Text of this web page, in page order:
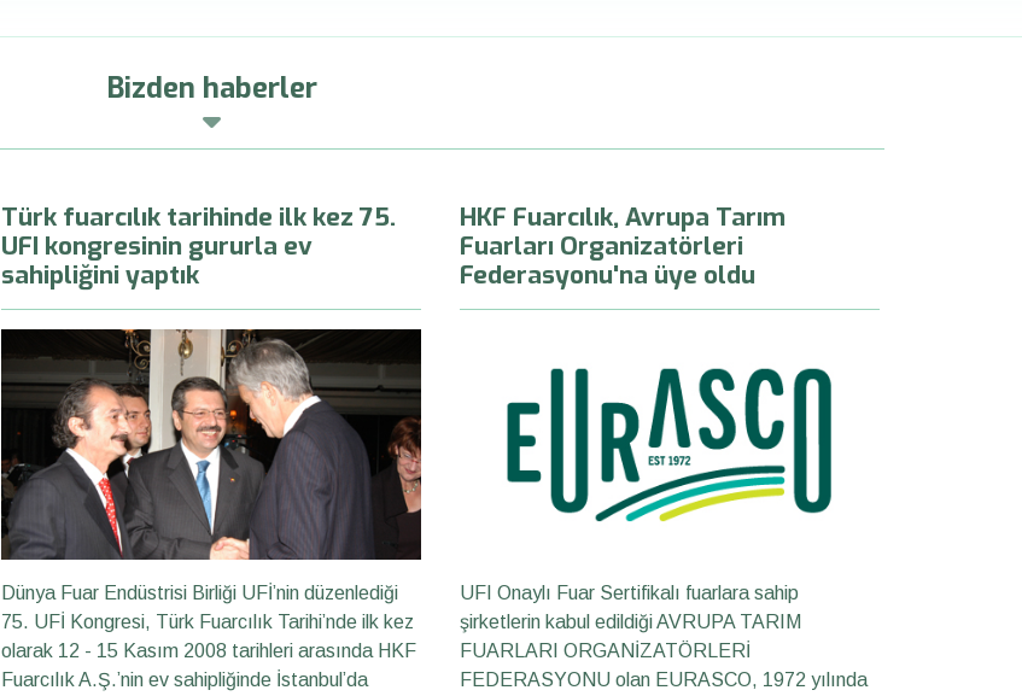
Bizden haberler
Türk fuarcılık tarihinde ilk kez 75.
UFI kongresinin gururla ev
sahipliğini yaptık
Dünya Fuar Endüstrisi Birliği UFİ’nin düzenlediği
75. UFİ Kongresi, Türk Fuarcılık Tarihi’nde ilk kez
olarak 12 - 15 Kasım 2008 tarihleri arasında HKF
Fuarcılık A.Ş.’nin ev sahipliğinde İstanbul’da
HKF Fuarcılık, Avrupa Tarım
Fuarları Organizatörleri
Federasyonu'na üye oldu
UFI Onaylı Fuar Sertifikalı fuarlara sahip
şirketlerin kabul edildiği AVRUPA TARIM
FUARLARI ORGANİZATÖRLERİ
FEDERASYONU olan EURASCO, 1972 yılında